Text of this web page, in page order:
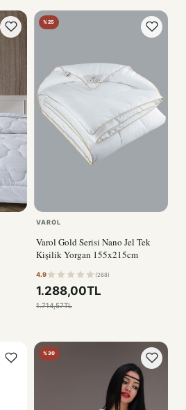
%25
VAROL
Varol Gold Serisi Nano Jel Tek
Kişilik Yorgan 155x215cm
4.9 (268)
1.288,00TL
1.714,57TL
%30